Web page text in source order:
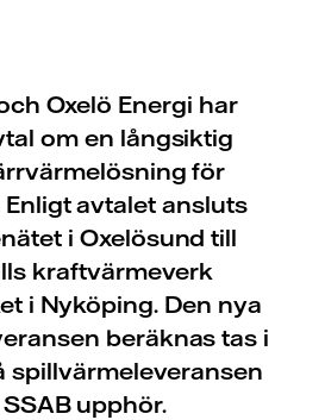
Oxelö Energi har
om en långsiktig
för
Enligt avtalet ansluts
i Oxelösund till
kraftvärmeverk
i Nyköping. Den nya
beräknas tas i
spillvärmeleveransen
upphör.